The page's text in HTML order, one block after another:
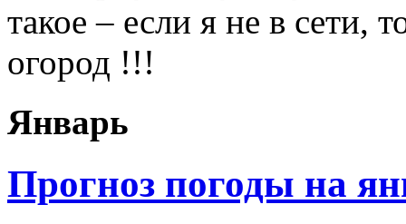
такое – если я не в сети,
огород !!!
Январь
Прогноз погоды на